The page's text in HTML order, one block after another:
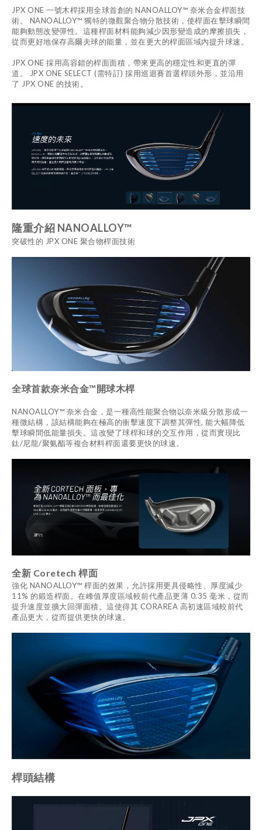
JPX ONE 一號木桿採用全球首創的 NANOALLOY™ 奈米合金桿面技
術。 NANOALLOY™ 獨特的微觀聚合物分散技術，使桿面在擊球瞬間
能夠動態改變彈性。這種桿面材料能夠減少因形變造成的摩擦損失，
從而更好地保存高爾夫球的能量，並在更大的桿面區域內提升球速。
JPX ONE 採用高容錯的桿面面積，帶來更高的穩定性和更直的彈
道。 JPX ONE SELECT (需特訂) 採用巡迴賽首選桿頭外形，並沿用
了 JPX ONE 的技術。
隆重介紹 NANOALLOY™
突破性的 JPX ONE 聚合物桿面技術
全球首款奈米合金™開球木桿
NANOALLOY™ 奈米合金，是一種高性能聚合物以奈米級分散形成一
種微結構，該結構能夠在極高的衝擊速度下調整其彈性, 能大幅降低
擊球瞬間低能量損失。這改變了球桿和球的交互作用，從而實現比
鈦/尼龍/聚氨酯等複合材料桿面還要更快的球速。
全新 Coretech 桿面
強化 NANOALLOY™ 桿面的效果，允許採用更具侵略性、厚度減少
11% 的鍛造桿面。在峰值厚度區域較前代產品更薄 0.35 毫米，從而
提升速度並擴大回彈面積。這使得其 CORAREA 高初速區域較前代
產品更大，從而提供更快的球速。
桿頭結構